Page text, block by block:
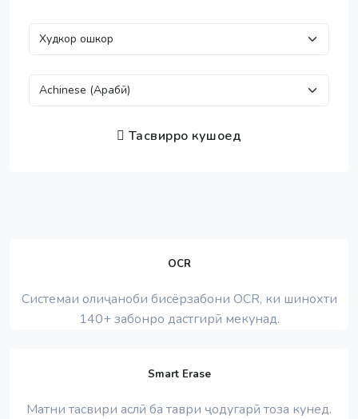
Тасвирро кушоед
OCR
Системаи олиҷаноби бисёрзабони OCR, ки шинохти
140+ забонро дастгирӣ мекунад.
Smart Erase
Матни тасвири аслӣ ба таври ҷодугарӣ тоза кунед.